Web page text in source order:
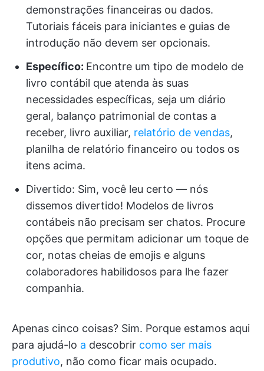
demonstrações financeiras ou dados.
Tutoriais fáceis para iniciantes e guias de
introdução não devem ser opcionais.
Específico: Encontre um tipo de modelo de
livro contábil que atenda às suas
necessidades específicas, seja um diário
geral, balanço patrimonial de contas a
receber, livro auxiliar, relatório de vendas,
planilha de relatório financeiro ou todos os
itens acima.
Divertido: Sim, você leu certo — nós
dissemos divertido! Modelos de livros
contábeis não precisam ser chatos. Procure
opções que permitam adicionar um toque de
cor, notas cheias de emojis e alguns
colaboradores habilidosos para lhe fazer
companhia.
Apenas cinco coisas? Sim. Porque estamos aqui
para ajudá-lo a descobrir como ser mais
produtivo, não como ficar mais ocupado.